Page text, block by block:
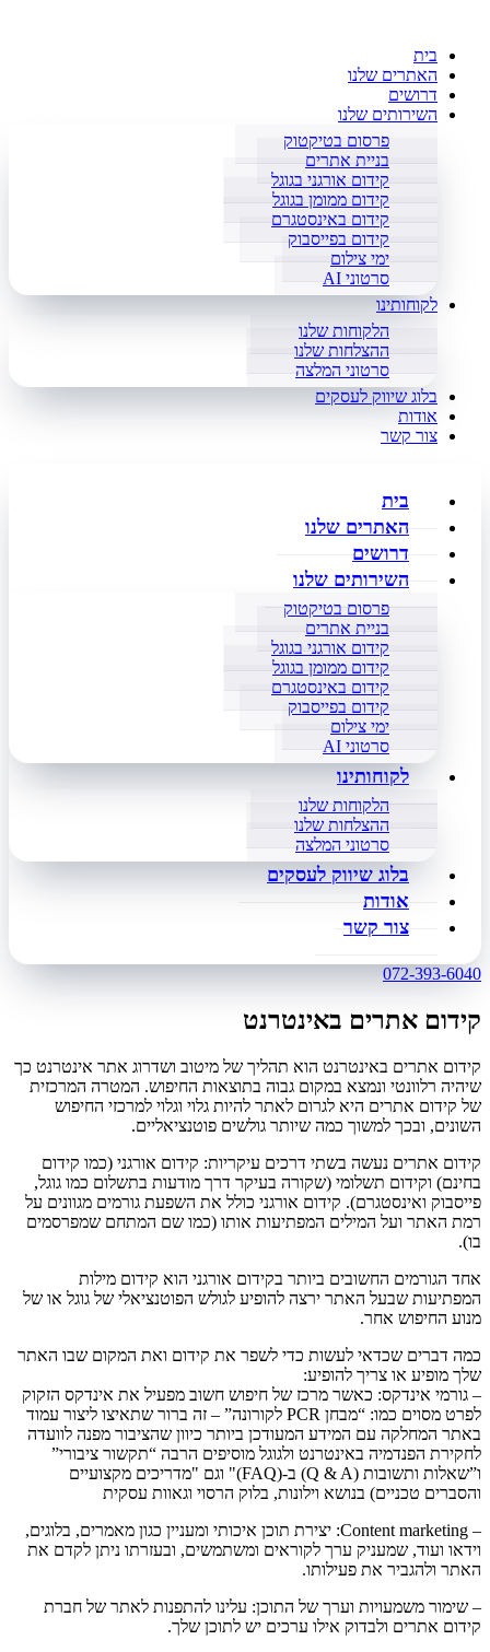
בית
האתרים שלנו
דרושים
השירותים שלנו
פרסום בטיקטוק
בניית אתרים
קידום אורגני בגוגל
קידום ממומן בגוגל
קידום באינסטגרם
קידום בפייסבוק
ימי צילום
סרטוני AI
לקוחותינו
הלקוחות שלנו
ההצלחות שלנו
סרטוני המלצה
בלוג שיווק לעסקים
אודות
צור קשר
בית
האתרים שלנו
דרושים
השירותים שלנו
פרסום בטיקטוק
בניית אתרים
קידום אורגני בגוגל
קידום ממומן בגוגל
קידום באינסטגרם
קידום בפייסבוק
ימי צילום
סרטוני AI
לקוחותינו
הלקוחות שלנו
ההצלחות שלנו
סרטוני המלצה
בלוג שיווק לעסקים
אודות
צור קשר
072-393-6040
קידום אתרים באינטרנט
קידום אתרים באינטרנט הוא תהליך של מיטוב ושדרוג אתר אינטרנט כך
שיהיה רלוונטי ונמצא במקום גבוה בתוצאות החיפוש. המטרה המרכזית
של קידום אתרים היא לגרום לאתר להיות גלוי וגלוי למרכזי החיפוש
השונים, ובכך למשוך כמה שיותר גולשים פוטנציאליים.
קידום אתרים נעשה בשתי דרכים עיקריות: קידום אורגני (כמו קידום
בחינם) וקידום תשלומי (שקורה בעיקר דרך מודעות בתשלום כמו גוגל,
פייסבוק ואינסטגרם). קידום אורגני כולל את השפעת גורמים מגוונים על
רמת האתר ועל המילים המפתיעות אותו (כמו שם המתחם שמפרסמים
בו).
אחד הגורמים החשובים ביותר בקידום אורגני הוא קידום מילות
המפתיעות שבעל האתר ירצה להופיע לגולש הפוטנציאלי של גוגל או של
מנוע החיפוש אחר.
כמה דברים שכדאי לעשות כדי לשפר את קידום ואת המקום שבו האתר
שלך מופיע או צריך להופיע:
– גורמי אינדקס: כאשר מרכז של חיפוש חשוב מפעיל את אינדקס הזקוק
לפרט מסוים כמו: “מבחן PCR לקורונה” – זה ברור שתאיצו ליצור עמוד
באתר המחלקה עם המידע המעודכן ביותר כיוון שהציבור מפנה לוועדה
לחקירת הפנדמיה באינטרנט ולגוגל מוסיפים הרבה “תקשור ציבורי”
ו”שאלות ותשובות (Q & A) ב-(FAQ)" וגם "מדריכים מקצועיים
והסברים טכניים) בנושא וילונות, בלוק הרסוי וגאוות עסקית
– Content marketing: יצירת תוכן איכותי ומעניין כגון מאמרים, בלוגים,
וידאו ועוד, שמעניק ערך לקוראים ומשתמשים, ובעזרתו ניתן לקדם את
האתר ולהגביר את פעילותו.
– שימור משמעויות וערך של התוכן: עלינו להתפנות לאתר של חברת
קידום אתרים ולבדוק אילו ערכים יש לתוכן שלך.